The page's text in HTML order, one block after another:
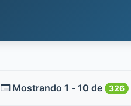
Mostrando 1 - 10 de 326